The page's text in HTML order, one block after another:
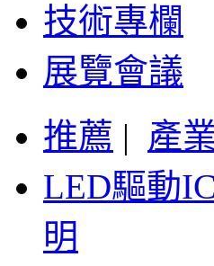
技術專欄
展覽會議
推薦 | 產
LED驅動IC
明